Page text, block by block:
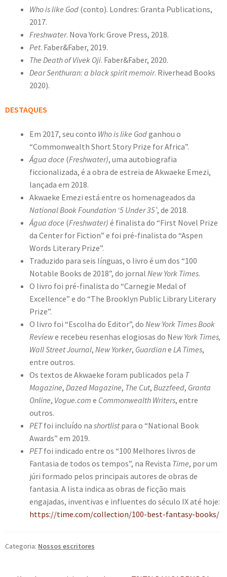
Who is like God (conto). Londres: Granta Publications,
2017.
Freshwater. Nova York: Grove Press, 2018.
Pet. Faber&Faber, 2019.
The Death of Vivek Oji. Faber&Faber, 2020.
Dear Senthuran: a black spirit memoir. Riverhead Books
2020).
DESTAQUES
Em 2017, seu conto Who is like Godganhou o
“Commonwealth Short Story Prize for Africa”.
Água doce (Freshwater), uma autobiografia
ficcionalizada, é a obra de estreia de Akwaeke Emezi,
lançada em 2018.
Akwaeke Emezi está entre os homenageados da
National Book Foundation ‘5 Under 35’, de 2018.
Água doce (Freshwater) é finalista do “First Novel Prize
da Center for Fiction” e foi pré-finalista do “Aspen
Words Literary Prize”.
Traduzido para seis línguas, o livro é um dos “100
Notable Books de 2018”, do jornal New York Times.
O livro foi pré-finalista do “Carnegie Medal of
Excellence” e do “The Brooklyn Public Library Literary
Prize”.
O livro foi “Escolha do Editor”, do New York Times Book
Reviewe recebeu resenhas elogiosas do New York Times,
Wall Street Journal, New Yorker, Guardiane LA Times,
entre outros.
Os textos de Akwaeke foram publicados pela T
Magazine, Dazed Magazine, The Cut, Buzzfeed, Granta
Online, Vogue.com e Commonwealth Writers, entre
outros.
PETfoi incluído na shortlistpara o “National Book
Awards” em 2019.
PETfoi indicado entre os “100 Melhores livros de
Fantasia de todos os tempos”, na Revista Time, por um
júri formado pelos principais autores de obras de
fantasia. A lista indica as obras de ficção mais
engajadas, inventivas e influentes do século IX até hoje:
https://time.com/collection/100-best-fantasy-books/
Categoria: Nossos escritores